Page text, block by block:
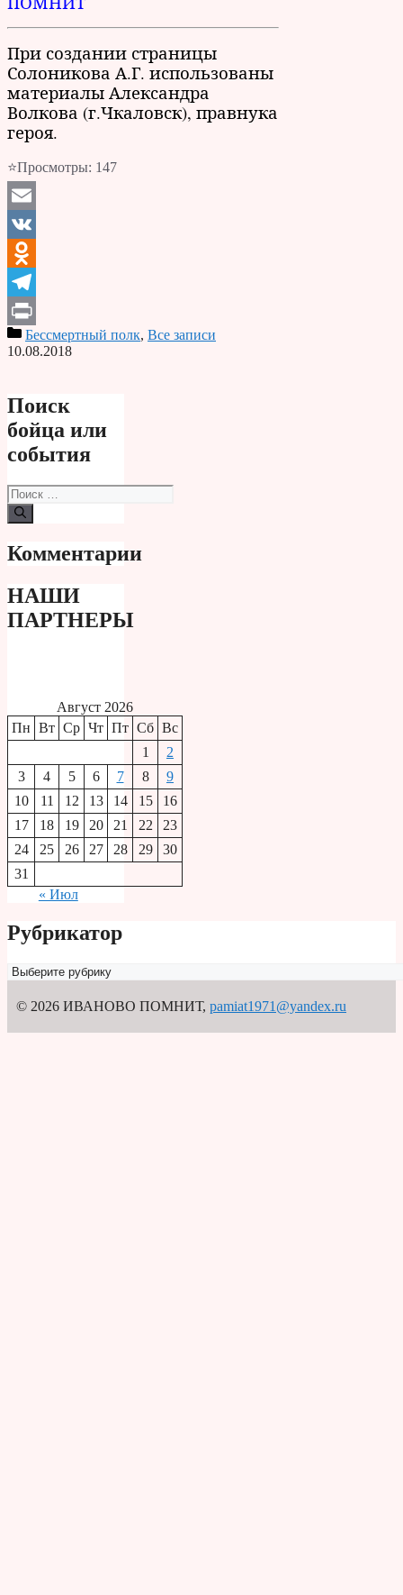
При создании страницы
Солоникова А.Г. использованы
материалы Александра
Волкова (г.Чкаловск), правнука
героя.
⭐Просмотры: 147
Email
VK
Odnoklassniki
Telegram
PrintБессмертный полк, Все записи
10.08.2018
Поиск
бойца или
события
Поиск:
Комментарии
НАШИ
ПАРТНЕРЫ
Август 2026
Пн Вт Ср Чт Пт Сб Вс
1
2
3
4 5 6 7 8
9
10
11 12 13 14 15
16
17
18 19 20 21 22
23
24
25 26 27 28 29
30
31
« Июл
Рубрикатор
Рубрикатор
© 2026 ИВАНОВО ПОМНИТ, pamiat1971@yandex.ru